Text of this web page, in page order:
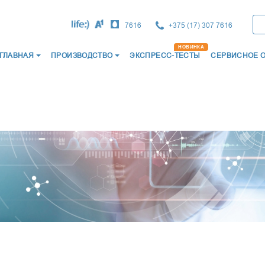
7616 +375 (17) 307 7616
ГЛАВНАЯ ПРОИЗВОДСТВО
ДЛЯ ДЫХАТЕЛЬНОЙ ТЕРАПИИ
МЕДИЦИНСКИЕ
ЗАГЛУШКИ "ЛУЕР"
ФИЛЬТРЫ ДЫХАТЕЛЬНЫЕ
КАТЕТЕРЫ МЕДИЦИНСКИЕ
МОЧЕПРИЕМНИКИ
КРУЖКА ЭСМАРХА
ЭКСПРЕСС-ТЕСТЫ СЕРВИСНОЕ